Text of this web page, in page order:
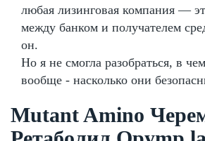
любая лизинговая компания —
между банком и получателем
он.
Но я не смогла разобраться, в
вообще - насколько они
Mutant Amino